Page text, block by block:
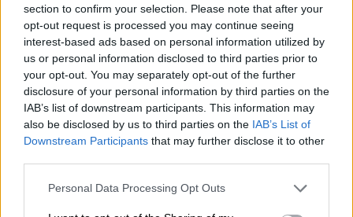
section to confirm your selection. Please note that after your
opt-out request is processed you may continue seeing
interest-based ads based on personal information utilized by
us or personal information disclosed to third parties prior to
your opt-out. You may separately opt-out of the further
disclosure of your personal information by third parties on the
IAB’s list of downstream participants. This information may
also be disclosed by us to third parties on the IAB’s List of
Downstream Participants that may further disclose it to other
Personal Data Processing Opt Outs
Προσλήψεις επικουρικού νοσηλευτικού
προσωπικού στα Κ.Υ. Αγιάς και Γόννων
07/08/2026 , 21:13
Αύριο Σάββατο στη Λάρισα η κηδεία του
Αθανασίου Ράγια
Ταϊλάνδη: 14χρονος άνοιξε πυρ σε